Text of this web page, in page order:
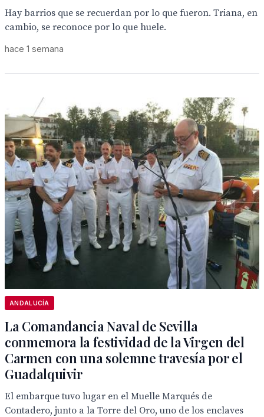
Hay barrios que se recuerdan por lo que fueron. Triana, en
cambio, se reconoce por lo que huele.
hace 1 semana
ANDALUCÍA
La Comandancia Naval de Sevilla
conmemora la festividad de la Virgen del
Carmen con una solemne travesía por el
Guadalquivir
El embarque tuvo lugar en el Muelle Marqués de
Contadero, junto a la Torre del Oro, uno de los enclaves